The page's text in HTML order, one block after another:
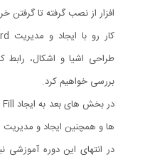
افزار از نصب گرفته تا
طراحی اشیا و اشکال، رابط
بررسی خواهیم کرد.
ها و همچنین ایجاد و
در انتهای این دوره